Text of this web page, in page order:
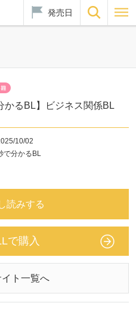
発売日
かるBL】ビジネス関係BL
10/02
で分かるBL
読みする
で購入
イト一覧へ